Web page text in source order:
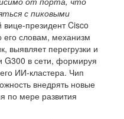
с пиковыми
президент Cisco
словам, механизм
выявляет перегрузки и
G300 в сети, формируя
ИИ-кластера. Чип
внедрять новые
по мере развития